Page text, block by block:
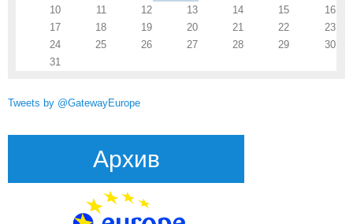
10
11 12 13 14 15
16
17
18 19 20 21 22
23
24
25 26 27 28 29
30
31
Tweets by @GatewayEurope
Архив